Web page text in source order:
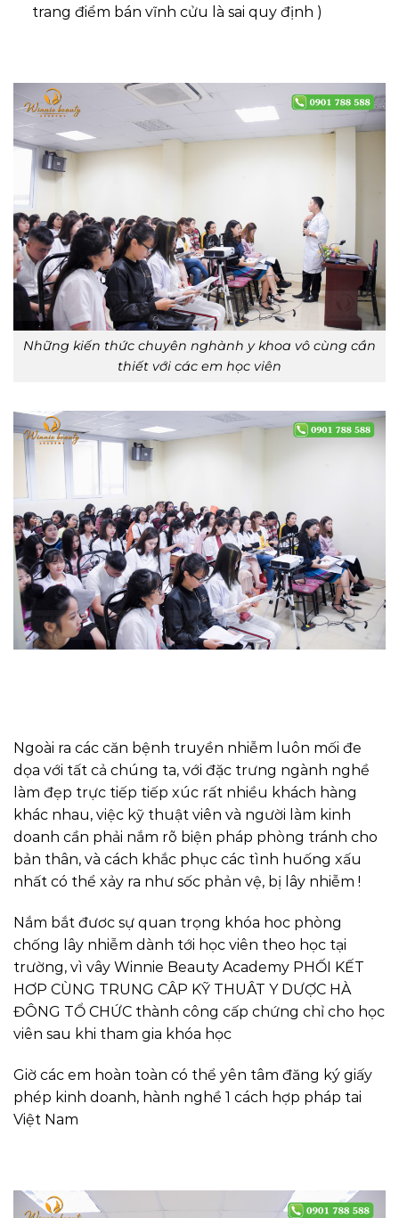
trang điểm bán vĩnh cửu là sai quy định )
Những kiến thức chuyên nghành y khoa vô cùng cần
thiết với các em học viên
Ngoài ra các căn bệnh truyền nhiễm luôn mối đe
dọa với tất cả chúng ta, với đặc trưng ngành nghề
làm đẹp trực tiếp tiếp xúc rất nhiều khách hàng
khác nhau, việc kỹ thuật viên và người làm kinh
doanh cần phải nắm rõ biện pháp phòng tránh cho
bản thân, và cách khắc phục các tình huống xấu
nhất có thể xảy ra như sốc phản vệ, bị lây nhiễm !
Nắm bắt đươc sự quan trọng khóa hoc phòng
chống lây nhiễm dành tới học viên theo học tại
trường, vì vây Winnie Beauty Academy PHỐI KẾT
HƠP CÙNG TRUNG CÂP KỸ THUÂT Y DƯỢC HÀ
ĐÔNG TỔ CHỨC thành công cấp chứng chỉ cho học
viên sau khi tham gia khóa học
Giờ các em hoàn toàn có thể yên tâm đăng ký giấy
phép kinh doanh, hành nghề 1 cách hợp pháp tai
Việt Nam